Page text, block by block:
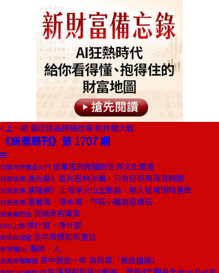
上一期 最庶民品牌競技場 乾拌麵大戰
《商業周刊》第 1707 期
打開世界遺產大門 從單國到跨國的世界文化遺產
封面故事 漁光島》這片密林沙灘，只有日照與海浪時間
封面故事 基隆嶼》北海岸火山生態島，無人秘境限時重啟
封面故事 漸層海、滑水場，市區小離島這樣玩
總編輯的話 苦過來的贏家
CEO上線 做什麼，像什麼
商場自慢塾 全年業績如何重估
新物種Biz 藝術．人
金融時報精選 英中黃金十年 為何變「黃金錯誤」